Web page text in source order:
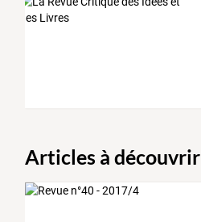
Articles à découvrir